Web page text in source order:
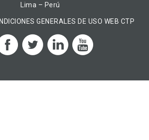
Lima – Perú
GENERALES DE USO WEB CTP